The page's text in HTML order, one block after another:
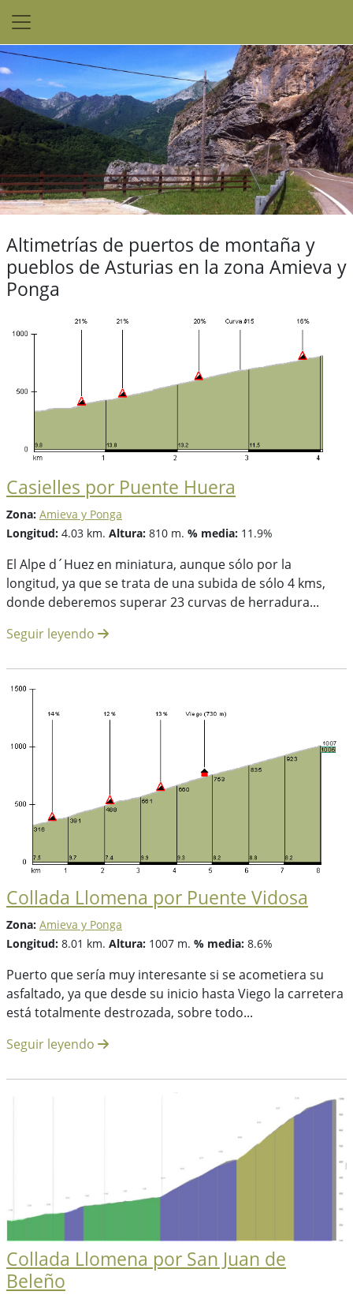
Altimetrías de puertos de montaña y
pueblos de Asturias en la zona Amieva y
Ponga
Casielles por Puente Huera
Zona: Amieva y Ponga
Longitud: 4.03 km. Altura: 810 m. % media: 11.9%
El Alpe d´Huez en miniatura, aunque sólo por la
longitud, ya que se trata de una subida de sólo 4 kms,
donde deberemos superar 23 curvas de herradura...
Seguir leyendo
Collada Llomena por Puente Vidosa
Zona: Amieva y Ponga
Longitud: 8.01 km. Altura: 1007 m. % media: 8.6%
Puerto que sería muy interesante si se acometiera su
asfaltado, ya que desde su inicio hasta Viego la carretera
está totalmente destrozada, sobre todo...
Seguir leyendo
Collada Llomena por San Juan de
Beleño